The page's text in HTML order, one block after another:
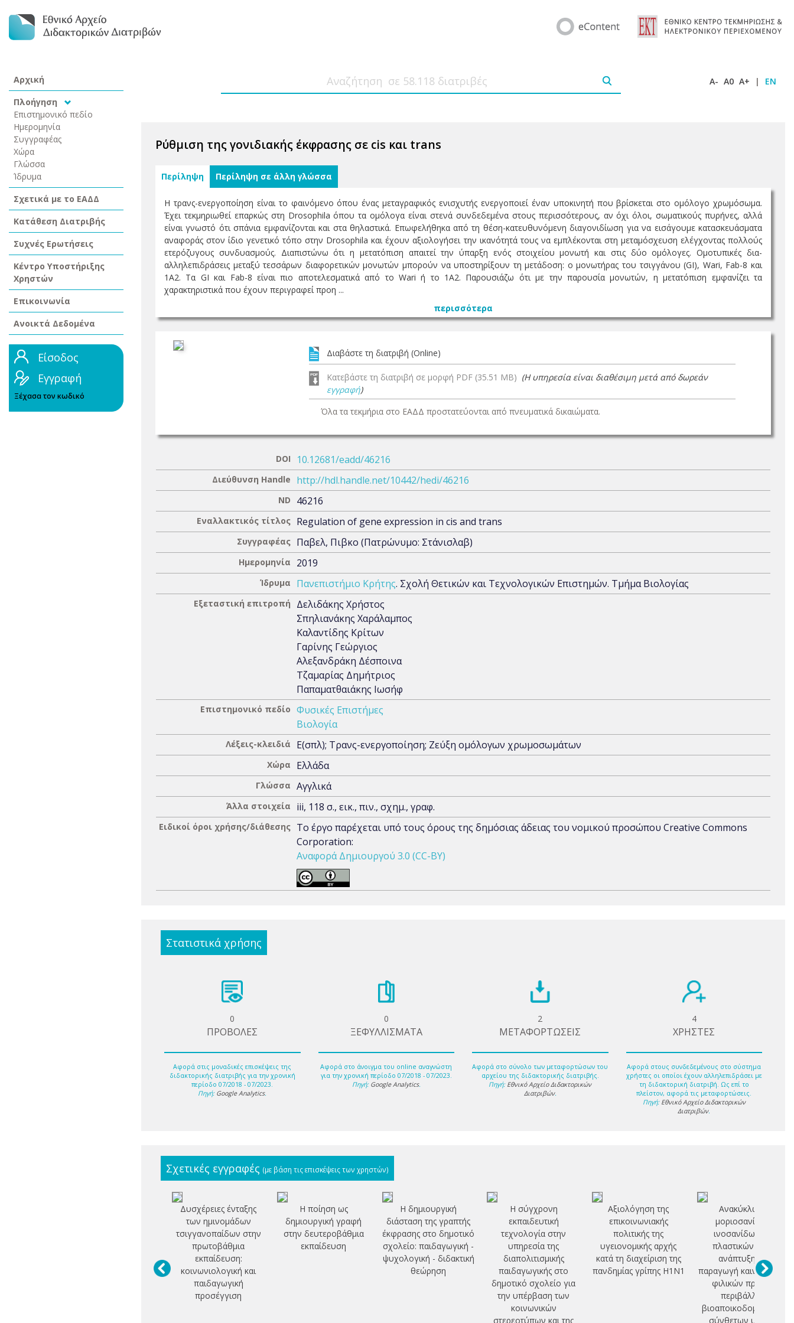
Αρχική
Πλοήγηση
Επιστημονικό πεδίο
Ημερομηνία
Συγγραφέας
Χώρα
Γλώσσα
Ίδρυμα
Σχετικά με το ΕΑΔΔ
Κατάθεση Διατριβής
Συχνές Ερωτήσεις
Κέντρο Υποστήριξης
Χρηστών
Επικοινωνία
Ανοικτά Δεδομένα
Είσοδος
Εγγραφή
Ξέχασα τον κωδικό
A- A0 A+ | EN
Ρύθμιση της γονιδιακής έκφρασης σε cis και trans
Περίληψη Περίληψη σε άλλη γλώσσα
Η τρανς-ενεργοποίηση είναι το φαινόμενο όπου ένας μεταγραφικός ενισχυτής ενεργοποιεί έναν υποκινητή που βρίσκεται στο ομόλογο χρωμόσωμα.
Έχει τεκμηριωθεί επαρκώς στη Drosophila όπου τα ομόλογα είναι στενά συνδεδεμένα στους περισσότερους, αν όχι όλοι, σωματικούς πυρήνες, αλλά
είναι γνωστό ότι σπάνια εμφανίζονται και στα θηλαστικά. Επωφελήθηκα από τη θέση-κατευθυνόμενη διαγονιδίωση για να εισάγουμε κατασκευάσματα
αναφοράς στον ίδιο γενετικό τόπο στην Drosophila και έχουν αξιολογήσει την ικανότητά τους να εμπλέκονται στη μεταμόσχευση ελέγχοντας πολλούς
ετερόζυγους συνδυασμούς. Διαπιστώνω ότι η μετατόπιση απαιτεί την ύπαρξη ενός στοιχείου μονωτή και στις δύο ομόλογες. Ομοτυπικές δια-
αλληλεπιδράσεις μεταξύ τεσσάρων διαφορετικών μονωτών μπορούν να υποστηρίξουν τη μετάδοση: ο μονωτήρας του τσιγγάνου (GI), Wari, Fab-8 και
1A2. Τα GI και Fab-8 είναι πιο αποτελεσματικά από το Wari ή το 1A2. Παρουσιάζω ότι με την παρουσία μονωτών, η μετατόπιση εμφανίζει τα
χαρακτηριστικά που έχουν περιγραφεί προη ...
περισσότερα
Διαβάστε τη διατριβή (Online)
Κατεβάστε τη διατριβή σε μορφή PDF (35.51 MB) (Η υπηρεσία είναι διαθέσιμη μετά από δωρεάν
εγγραφή)
Όλα τα τεκμήρια στο ΕΑΔΔ προστατεύονται από πνευματικά δικαιώματα.
DOI 10.12681/eadd/46216
Διεύθυνση Handle http://hdl.handle.net/10442/hedi/46216
ND 46216
Εναλλακτικός τίτλος Regulation of gene expression in cis and trans
Συγγραφέας Παβελ, Πιβκο (Πατρώνυμο: Στάνισλαβ)
Ημερομηνία 2019
Ίδρυμα Πανεπιστήμιο Κρήτης. Σχολή Θετικών και Τεχνολογικών Επιστημών. Τμήμα Βιολογίας
Εξεταστική επιτροπή
Δελιδάκης Χρήστος
Σπηλιανάκης Χαράλαμπος
Καλαντίδης Κρίτων
Γαρίνης Γεώργιος
Αλεξανδράκη Δέσποινα
Τζαμαρίας Δημήτριος
Παπαματθαιάκης Ιωσήφ
Επιστημονικό πεδίο Φυσικές Επιστήμες
Βιολογία
Λέξεις-κλειδιά Ε(σπλ); Tρανς-ενεργοποίηση; Zεύξη ομόλογων χρωμοσωμάτων
Χώρα Ελλάδα
Γλώσσα Αγγλικά
Άλλα στοιχεία iii, 118 σ., εικ., πιν., σχημ., γραφ.
Ειδικοί όροι χρήσης/διάθεσης Το έργο παρέχεται υπό τους όρους της δημόσιας άδειας του νομικού προσώπου Creative Commons
Corporation:
Αναφορά Δημιουργού 3.0 (CC-BY)
Στατιστικά χρήσης
0
ΠΡΟΒΟΛΕΣ
Αφορά στις μοναδικές επισκέψεις της
διδακτορικής διατριβής για την χρονική
περίοδο 07/2018 - 07/2023.
Πηγή: Google Analytics.
0
ΞΕΦΥΛΛΙΣΜΑΤΑ
Αφορά στο άνοιγμα του online αναγνώστη
για την χρονική περίοδο 07/2018 - 07/2023.
Πηγή: Google Analytics.
2
ΜΕΤΑΦΟΡΤΩΣΕΙΣ
Αφορά στο σύνολο των μεταφορτώσων του
αρχείου της διδακτορικής διατριβής.
Πηγή: Εθνικό Αρχείο Διδακτορικών
Διατριβών.
4
ΧΡΗΣΤΕΣ
Αφορά στους συνδεδεμένους στο σύστημα
χρήστες οι οποίοι έχουν αλληλεπιδράσει με
τη διδακτορική διατριβή. Ως επί το
πλείστον, αφορά τις μεταφορτώσεις.
Πηγή: Εθνικό Αρχείο Διδακτορικών
Διατριβών.
Σχετικές εγγραφές (με βάση τις επισκέψεις των χρηστών)
Δυσχέρειες ένταξης
των ημινομάδων
τσιγγανοπαίδων στην
πρωτοβάθμια
εκπαίδευση:
κοινωνιολογική και
παιδαγωγική
προσέγγιση
Η ποίηση ως
δημιουργική γραφή
στην δευτεροβάθμια
εκπαίδευση
Η δημιουργική
διάσταση της γραπτής
έκφρασης στο δημοτικό
σχολείο: παιδαγωγική -
ψυχολογική - διδακτική
θεώρηση
Η σύγχρονη
εκπαιδευτική
τεχνολογία στην
υπηρεσία της
διαπολιτισμικής
παιδαγωγικής στο
δημοτικό σχολείο για
την υπέρβαση των
κοινωνικών
στερεοτύπων και της
Αξιολόγηση της
επικοινωνιακής
πολιτικής της
υγειονομικής αρχής
κατά τη διαχείριση της
πανδημίας γρίπης Η1Ν1
Ανακύκλωση
μοριοσανίδων
ινοσανίδων και
πλαστικών στην
ανάπτυξη και
παραγωγή καινοτόμων,
φιλικών προς το
περιβάλλον
βιοαποικοδομήσιμων
σύνθετων υλικών